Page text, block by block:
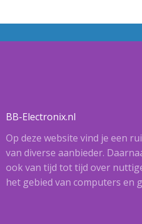
BB-Electronix.nl
Op deze website vind je een
van diverse aanbieder.
ook van tijd tot tijd over
het gebied van computers en